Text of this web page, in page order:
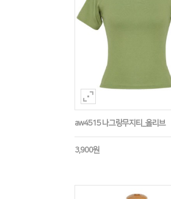
aw4515 나그랑무지티_올리브
3,900원